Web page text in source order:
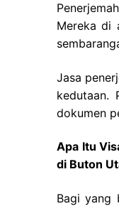
Mereka di
Jasa
kedutaan.
dokumen
Apa Itu
di Buton
Bagi yang